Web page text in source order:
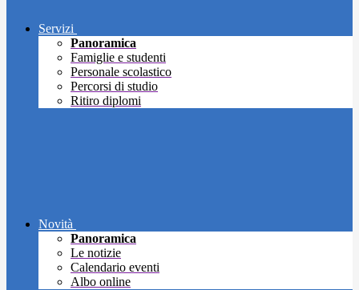
Servizi
Panoramica
Famiglie e studenti
Personale scolastico
Percorsi di studio
Ritiro diplomi
Novità
Panoramica
Le notizie
Calendario eventi
Albo online